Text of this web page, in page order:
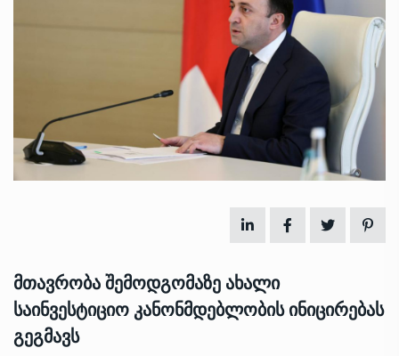
მთავრობა შემოდგომაზე ახალი
საინვესტიციო კანონმდებლობის ინიცირებას
გეგმავს